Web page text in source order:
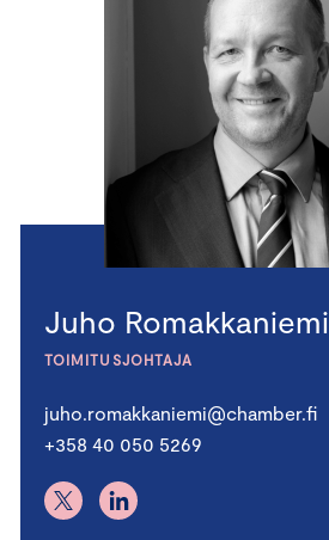
Juho Romakkaniemi
TOIMITUSJOHTAJA
juho.romakkaniemi@chamber.fi
+358 40 050 5269